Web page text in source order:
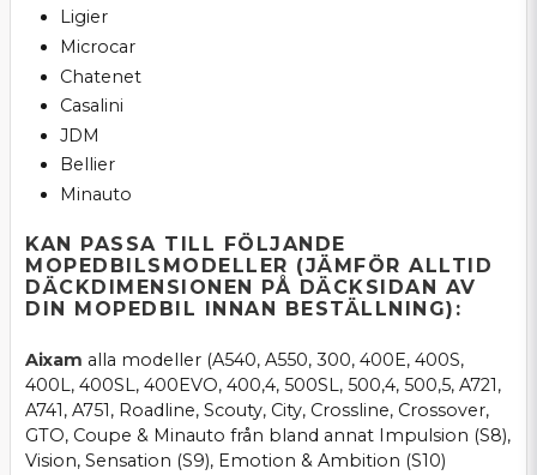
Ligier
Microcar
Chatenet
Casalini
JDM
Bellier
Minauto
KAN PASSA TILL FÖLJANDE
MOPEDBILSMODELLER (JÄMFÖR ALLTID
DÄCKDIMENSIONEN PÅ DÄCKSIDAN AV
DIN MOPEDBIL INNAN BESTÄLLNING):
Aixam alla modeller (A540, A550, 300, 400E, 400S,
400L, 400SL, 400EVO, 400,4, 500SL, 500,4, 500,5, A721,
A741, A751, Roadline, Scouty, City, Crossline, Crossover,
GTO, Coupe & Minauto från bland annat Impulsion (S8),
Vision, Sensation (S9), Emotion & Ambition (S10)